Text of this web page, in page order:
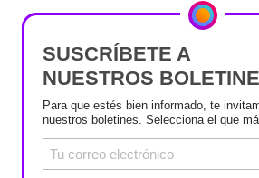
SUSCRÍBETE A
NUESTROS
Para que estés bien informado, te
nuestros boletines. Selecciona el que